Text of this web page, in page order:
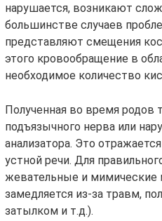
нарушается, возникают
большинстве случаев
представляют смещения
этого кровообращение в
необходимое количество
Полученная во время
подъязычного нерва или
анализатора. Это
устной речи. Для
жевательные и мимические
замедляется из-за травм,
затылком и т.д.).